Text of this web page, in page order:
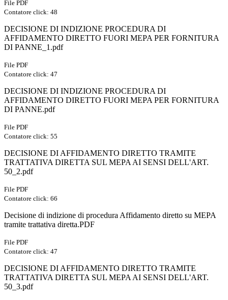
File PDF
Contatore click: 48
DECISIONE DI INDIZIONE PROCEDURA DI
AFFIDAMENTO DIRETTO FUORI MEPA PER FORNITURA
DI PANNE_1.pdf
File PDF
Contatore click: 47
DECISIONE DI INDIZIONE PROCEDURA DI
AFFIDAMENTO DIRETTO FUORI MEPA PER FORNITURA
DI PANNE.pdf
File PDF
Contatore click: 55
DECISIONE DI AFFIDAMENTO DIRETTO TRAMITE
TRATTATIVA DIRETTA SUL MEPA AI SENSI DELL'ART.
50_2.pdf
File PDF
Contatore click: 66
Decisione di indizione di procedura Affidamento diretto su MEPA
tramite trattativa diretta.PDF
File PDF
Contatore click: 47
DECISIONE DI AFFIDAMENTO DIRETTO TRAMITE
TRATTATIVA DIRETTA SUL MEPA AI SENSI DELL'ART.
50_3.pdf